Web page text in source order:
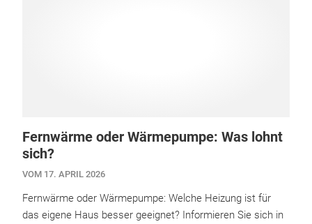
Fernwärme oder Wärmepumpe: Was lohnt
sich?
VOM 17. APRIL 2026
Fernwärme oder Wärmepumpe: Welche Heizung ist für
das eigene Haus besser geeignet? Informieren Sie sich in